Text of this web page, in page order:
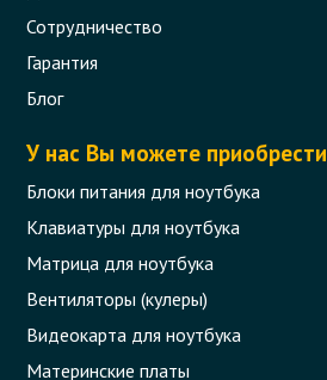
Сотрудничество
Гарантия
Блог
У нас Вы можете приобрести
Блоки питания для ноутбука
Клавиатуры для ноутбука
Матрица для ноутбука
Вентиляторы (кулеры)
Видеокарта для ноутбука
Материнские платы